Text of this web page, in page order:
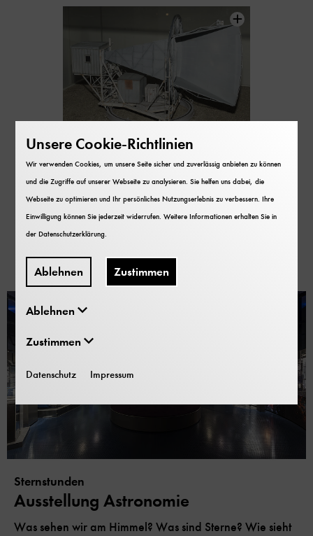
Die Apparatur in der
Ausstellung...
Sternstunden
Ausstellung Astronomie
Was sehen wir am Himmel? Was sind Sterne? Wie sieht
Unsere Cookie-Richtlinien
Wir verwenden Cookies, um unsere Seite sicher und zuverlässig anbieten zu können
und die Zugriffe auf unserer Webseite zu analysieren. Sie helfen uns dabei, die
Webseite zu optimieren und Ihr persönliches Nutzungserlebnis zu verbessern. Ihre
Einwilligung können Sie jederzeit widerrufen. Weitere Informationen erhalten Sie in
derDatenschutzerklärung
Ablehnen Zustimmen
Ablehnen
Zustimmen
Datenschutz Impressum